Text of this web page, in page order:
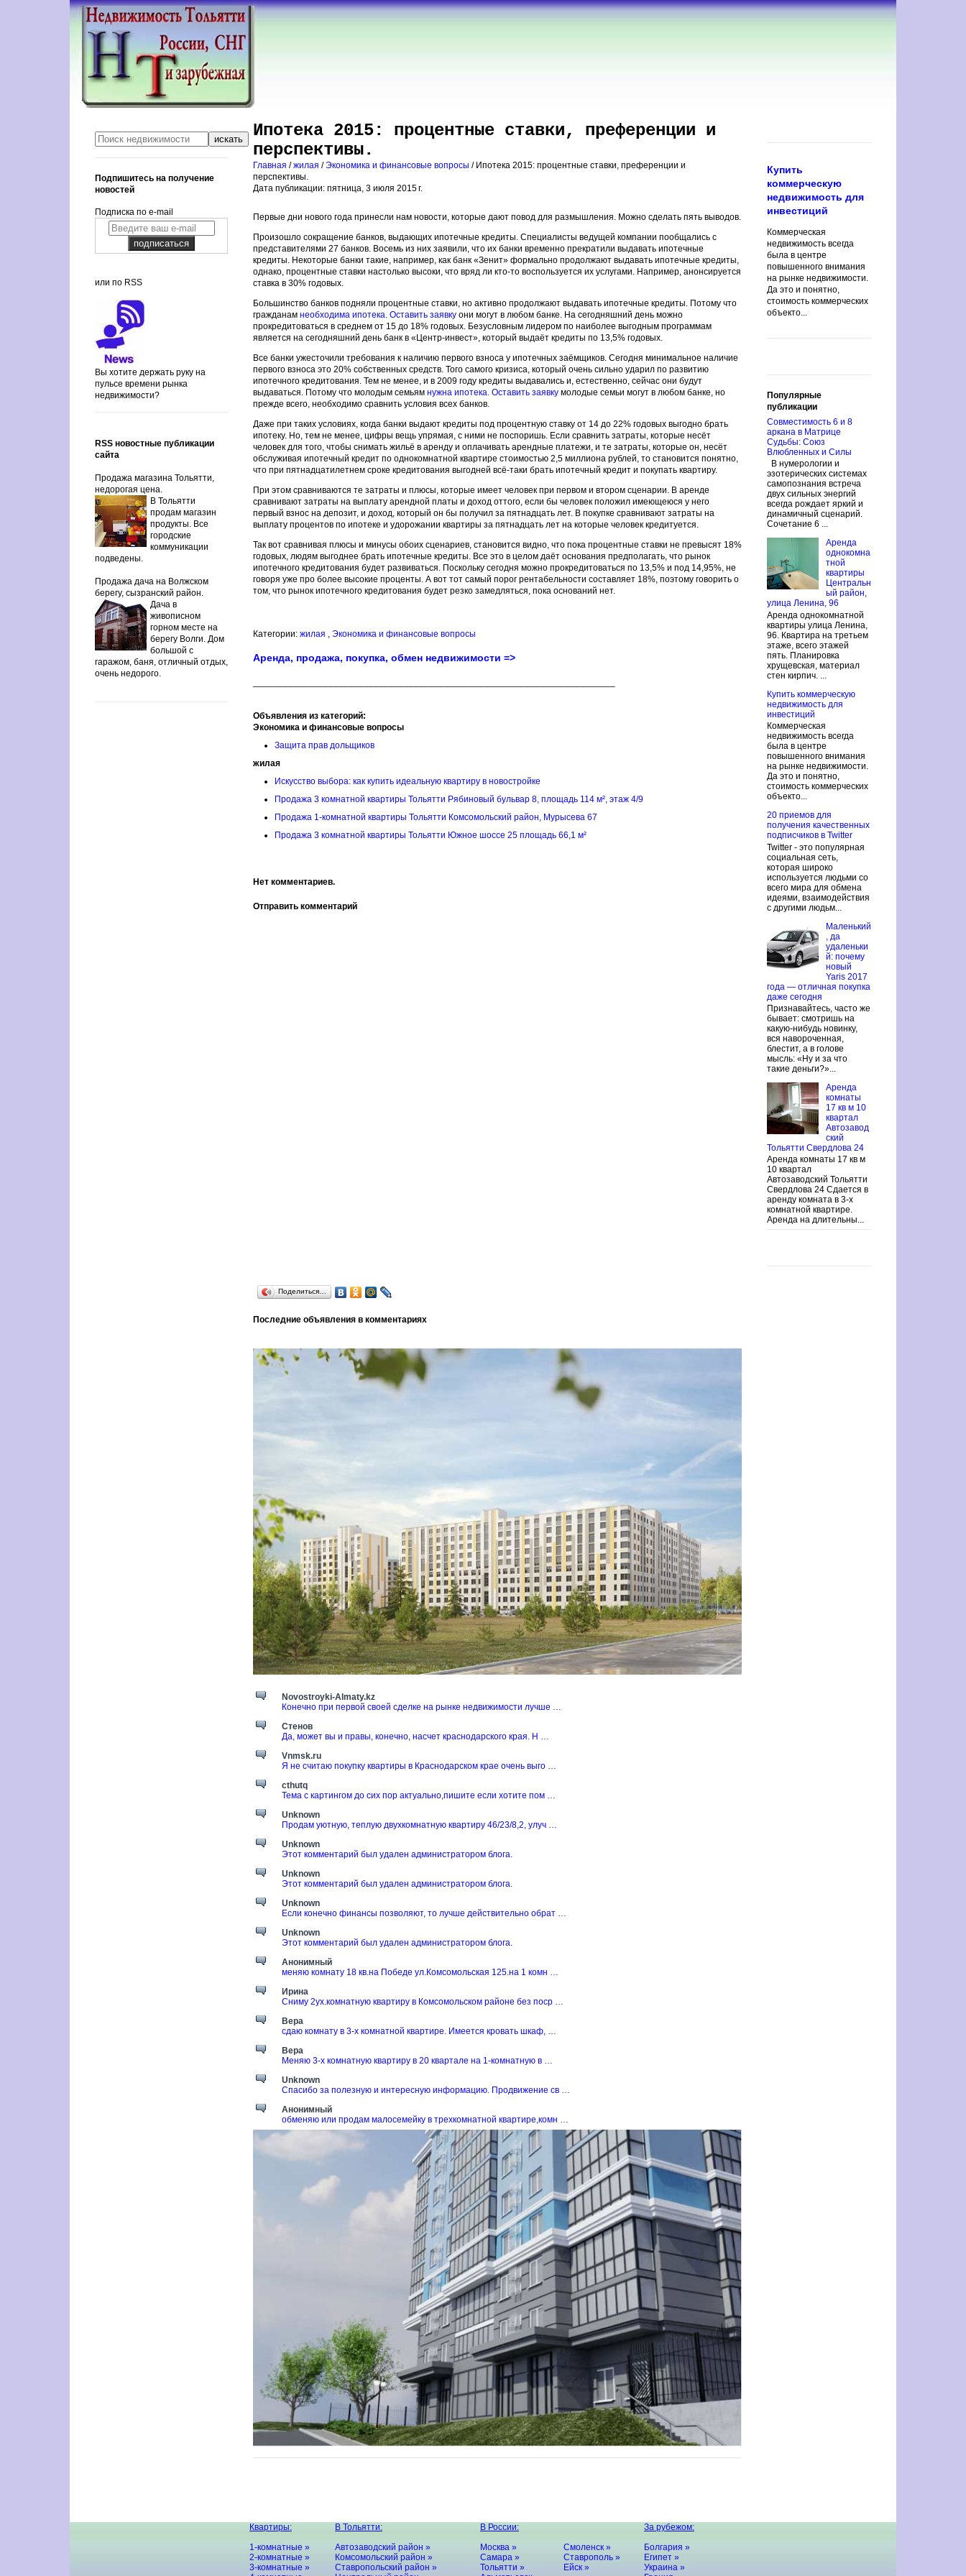
Ипотека 2015: процентные ставки, преференции и
перспективы.
Главная /жилая /Экономика и финансовые вопросы / Ипотека 2015: процентные ставки, преференции и
перспективы.
Дата публикации: пятница, 3 июля 2015 г.
Первые дни нового года принесли нам новости, которые дают повод для размышления. Можно сделать пять выводов.
Произошло сокращение банков, выдающих ипотечные кредиты. Специалисты ведущей компании пообщались с
представителями 27 банков. Восемь из них заявили, что их банки временно прекратили выдавать ипотечные
кредиты. Некоторые банки такие, например, как банк «Зенит» формально продолжают выдавать ипотечные кредиты,
однако, процентные ставки настолько высоки, что вряд ли кто-то воспользуется их услугами. Например, анонсируется
ставка в 30% годовых.
Большинство банков подняли процентные ставки, но активно продолжают выдавать ипотечные кредиты. Потому что
гражданам необходима ипотека. Оставить заявку они могут в любом банке. На сегодняшний день можно
прокредитоваться в среднем от 15 до 18% годовых. Безусловным лидером по наиболее выгодным программам
является на сегодняшний день банк в «Центр-инвест», который выдаёт кредиты по 13,5% годовых.
Все банки ужесточили требования к наличию первого взноса у ипотечных заёмщиков. Сегодня минимальное наличие
первого взноса это 20% собственных средств. Того самого кризиса, который очень сильно ударил по развитию
ипотечного кредитования. Тем не менее, и в 2009 году кредиты выдавались и, естественно, сейчас они будут
выдаваться. Потому что молодым семьям нужна ипотека. Оставить заявку молодые семьи могут в любом банке, но
прежде всего, необходимо сравнить условия всех банков.
Даже при таких условиях, когда банки выдают кредиты под процентную ставку от 14 до 22% годовых выгодно брать
ипотеку. Но, тем не менее, цифры вещь упрямая, с ними не поспоришь. Если сравнить затраты, которые несёт
человек для того, чтобы снимать жильё в аренду и оплачивать арендные платежи, и те затраты, которые он, несёт
обслуживая ипотечный кредит по однокомнатной квартире стоимостью 2,5 миллиона рублей, то становится понятно,
что при пятнадцатилетнем сроке кредитования выгодней всё-таки брать ипотечный кредит и покупать квартиру.
При этом сравниваются те затраты и плюсы, которые имеет человек при первом и втором сценарии. В аренде
сравнивают затраты на выплату арендной платы и доход оттого, если бы человек положил имеющеюся у него
первый взнос на депозит, и доход, который он бы получил за пятнадцать лет. В покупке сравнивают затраты на
выплату процентов по ипотеке и удорожании квартиры за пятнадцать лет на которые человек кредитуется.
Так вот сравнивая плюсы и минусы обоих сценариев, становится видно, что пока процентные ставки не превысят 18%
годовых, людям выгоднее брать ипотечные кредиты. Все это в целом даёт основания предполагать, что рынок
ипотечного кредитования будет развиваться. Поскольку сегодня можно прокредитоваться по 13,5% и под 14,95%, не
говоря уже про более высокие проценты. А вот тот самый порог рентабельности составляет 18%, поэтому говорить о
том, что рынок ипотечного кредитования будет резко замедляться, пока оснований нет.
Категории: жилая , Экономика и финансовые вопросы
Аренда, продажа, покупка, обмен недвижимости =>
Объявления из категорий:
Экономика и финансовые вопросы
Защита прав дольщиков
жилая
Искусство выбора: как купить идеальную квартиру в новостройке
Продажа 3 комнатной квартиры Тольятти Рябиновый бульвар 8, площадь 114 м², этаж 4/9
Продажа 1-комнатной квартиры Тольятти Комсомольский район, Мурысева 67
Продажа 3 комнатной квартиры Тольятти Южное шоссе 25 площадь 66,1 м²
Нет комментариев.
Отправить комментарий
Поделиться…
Последние объявления в комментариях
Novostroyki-Almaty.kz
Конечно при первой своей сделке на рынке недвижимости лучше …
Стенов
Да, может вы и правы, конечно, насчет краснодарского края. Н …
Vnmsk.ru
Я не считаю покупку квартиры в Краснодарском крае очень выго …
cthutq
Тема с картингом до сих пор актуально,пишите если хотите пом …
Unknown
Продам уютную, теплую двухкомнатную квартиру 46/23/8,2, улуч …
Unknown
Этот комментарий был удален администратором блога.
Unknown
Этот комментарий был удален администратором блога.
Unknown
Если конечно финансы позволяют, то лучше действительно обрат …
Unknown
Этот комментарий был удален администратором блога.
Анонимный
меняю комнату 18 кв.на Победе ул.Комсомольская 125.на 1 комн …
Ирина
Сниму 2ух.комнатную квартиру в Комсомольском районе без поср …
Вера
сдаю комнату в 3-х комнатной квартире. Имеется кровать шкаф, …
Вера
Меняю 3-х комнатную квартиру в 20 квартале на 1-комнатную в …
Unknown
Спасибо за полезную и интересную информацию. Продвижение св …
Анонимный
обменяю или продам малосемейку в трехкомнатной квартире,комн …
Подпишитесь на получение
новостей
Подписка по e-mail
или по RSS
Вы хотите держать руку на
пульсе времени рынка
недвижимости?
RSS новостные публикации
сайта
Продажа магазина Тольятти,
недорогая цена.
В Тольятти
продам магазин
продукты. Все
городские
коммуникации
подведены.
Продажа дача на Волжском
берегу, сызранский район.
Дача в
живописном
горном месте на
берегу Волги. Дом
большой с
гаражом, баня, отличный отдых,
очень недорого.
Купить
коммерческую
недвижимость для
инвестиций
Коммерческая
недвижимость всегда
была в центре
повышенного внимания
на рынке недвижимости.
Да это и понятно,
стоимость коммерческих
объекто...
Популярные
публикации
Совместимость 6 и 8
аркана в Матрице
Судьбы: Союз
Влюбленных и Силы
В нумерологии и
эзотерических системах
самопознания встреча
двух сильных энергий
всегда рождает яркий и
динамичный сценарий.
Сочетание 6 ...
Аренда
однокомна
тной
квартиры
Центральн
ый район,
улица Ленина, 96
Аренда однокомнатной
квартиры улица Ленина,
96. Квартира на третьем
этаже, всего этажей
пять. Планировка
хрущевская, материал
стен кирпич. ...
Купить коммерческую
недвижимость для
инвестиций
Коммерческая
недвижимость всегда
была в центре
повышенного внимания
на рынке недвижимости.
Да это и понятно,
стоимость коммерческих
объекто...
20 приемов для
получения качественных
подписчиков в Twitter
Twitter - это популярная
социальная сеть,
которая широко
используется людьми со
всего мира для обмена
идеями, взаимодействия
с другими людьм...
Маленький
, да
удаленьки
й: почему
новый
Yaris 2017
года — отличная покупка
даже сегодня
Признавайтесь, часто же
бывает: смотришь на
какую-нибудь новинку,
вся навороченная,
блестит, а в голове
мысль: «Ну и за что
такие деньги?»...
Аренда
комнаты
17 кв м 10
квартал
Автозавод
ский
Тольятти Свердлова 24
Аренда комнаты 17 кв м
10 квартал
Автозаводский Тольятти
Свердлова 24 Сдается в
аренду комната в 3-х
комнатной квартире.
Аренда на длительны...
Квартиры:
1-комнатные »
2-комнатные »
3-комнатные »
В Тольятти:
Автозаводский район »
Комсомольский район »
Ставропольский район »
В России:
Москва »
Самара »
Тольятти »
Смоленск »
Ставрополь »
Ейск »
За рубежом:
Болгария »
Египет »
Украина »